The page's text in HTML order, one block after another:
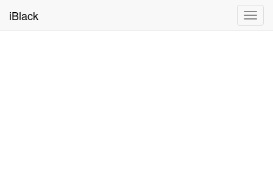
iBlack